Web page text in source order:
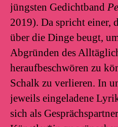
jüngsten Gedichtband
2019). Da spricht einer,
über die Dinge beugt,
Abgründen des
heraufbeschwören zu
Schalk zu verlieren. In
jeweils eingeladene
sich als